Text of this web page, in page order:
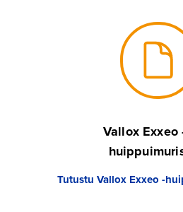
Vallox Exxeo
Tutustu Vallox Exxeo -